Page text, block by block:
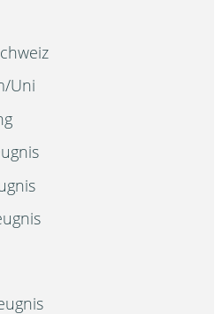
Uni